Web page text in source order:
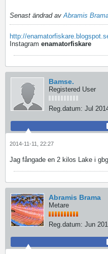
Senast ändrad avAbramis
http://
Instagram enamatorfiskare
Bamse.
Registered User
Reg.datum: Jul
2014-11-11, 22:27
Jag fångade en 2 kilos Lake i
Abramis Brama
Metare
Reg.datum: Jun